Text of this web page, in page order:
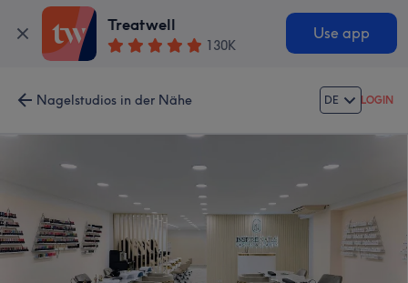
Treatwell
130K
Use app
Nagelstudios in der Nähe DE LOGIN